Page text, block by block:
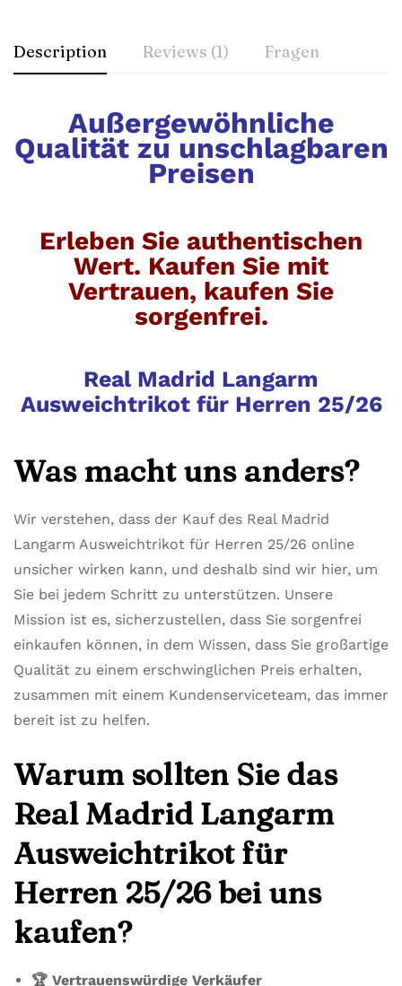
Description Reviews (1) Fragen
Außergewöhnliche
Qualität zu unschlagbaren
Preisen
Erleben Sie authentischen
Wert. Kaufen Sie mit
Vertrauen, kaufen Sie
sorgenfrei.
Real Madrid Langarm
Ausweichtrikot für Herren 25/26
Was macht uns anders?
Wir verstehen, dass der Kauf des Real Madrid
Langarm Ausweichtrikot für Herren 25/26 online
unsicher wirken kann, und deshalb sind wir hier, um
Sie bei jedem Schritt zu unterstützen. Unsere
Mission ist es, sicherzustellen, dass Sie sorgenfrei
einkaufen können, in dem Wissen, dass Sie großartige
Qualität zu einem erschwinglichen Preis erhalten,
zusammen mit einem Kundenserviceteam, das immer
bereit ist zu helfen.
Warum sollten Sie das
Real Madrid Langarm
Ausweichtrikot für
Herren 25/26 bei uns
kaufen?
🏆 Vertrauenswürdige Verkäufer